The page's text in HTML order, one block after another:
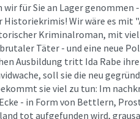
wir für Sie an Lager genommen
Historiekrimis! Wir wäre es mit
Kriminalroman, mit
Täter - und eine neue
Ausbildung tritt Ida Rabe
soll sie die neu
sie viel zu tun: Im
- in Form von Bettlern,
tot aufgefunden wird,